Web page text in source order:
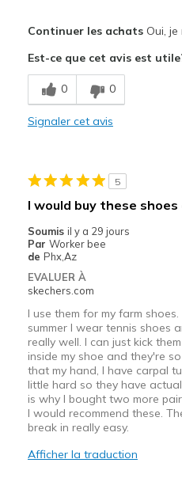
Breathe Well
Comfortable
Les meilleures utilisations
Going Out
Travel
Width
Feels
Sizing
Feels true
View On Shoes
I'm Into
Continuer les achatsOui, je
Est-ce que cet avis est
0 0
Signaler cet avis
5
I would buy these shoes
Soumis il y a 29 jours
Par Worker bee
de Phx,Az
EVALUER À
skechers.com
I use them for my farm
summer I wear tennis shoes
really well. I can just kick
inside my shoe and they're
that my hand, I have carpal
little hard so they have
is why I bought two more
I would recommend these.
break in really easy.
Afficher la traduction